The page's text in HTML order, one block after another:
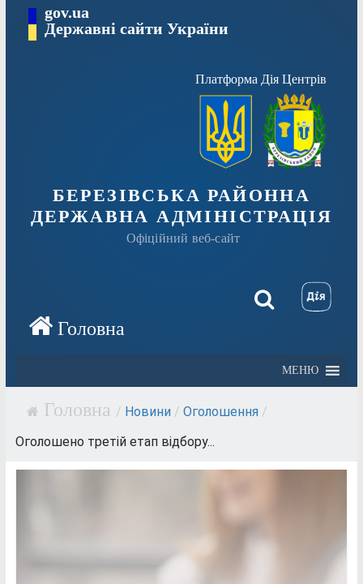
Перейтиgov.ua
Державні сайти України
Платформа Дія Центрів
БЕРЕЗІВСЬКА РАЙОННА
ДЕРЖАВНА АДМІНІСТРАЦІЯ
Офіційний веб-сайт
МЕНЮ
/ Новини / Оголошення /
Оголошено третій етап відбору...